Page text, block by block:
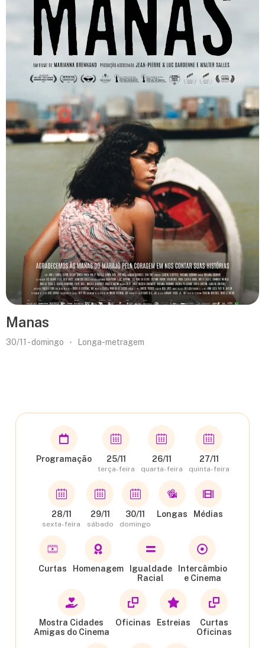
Manas
30/11 - domingo Longa-metragem
Programação 25/11
terça-feira
26/11
quarta-feira
27/11
quinta-feira
28/11
sexta-feira
29/11
sábado
30/11
domingo
Longas Médias
Curtas Homenagem
Igualdade
Racial
Intercâmbio
e Cinema
Mostra Cidades
Amigas do Cinema
Oficinas Estreias
Curtas
Oficinas